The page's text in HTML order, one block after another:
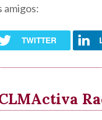
amigos:
TWITTER